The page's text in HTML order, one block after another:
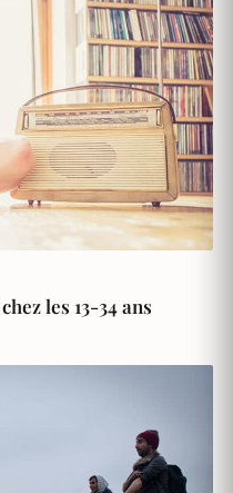
les 13-34 ans